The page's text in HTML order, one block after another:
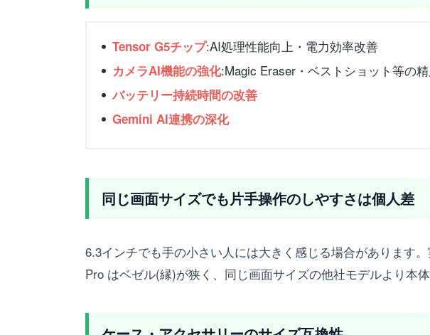
Tensor G5チップ:AI処理性能向上・電力効率改善
カメラAI機能の強化:Magic Eraser・ベストショット等の
バッテリー持続時間の改善
Gemini AI連携の深化
同じ画面サイズでも片手操作のしやすさは個人差
6.3インチでも手の小さい人には大きく感じる場合があります
Pro はベゼル(縁)が狭く、同じ画面サイズの他社モデルより本